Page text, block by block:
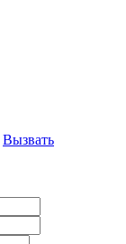
Вызвать